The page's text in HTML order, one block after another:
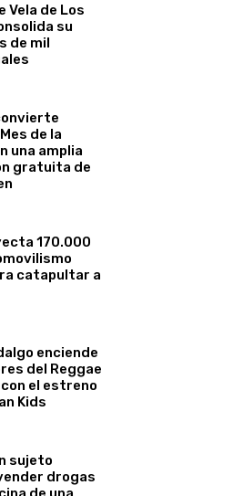
Vela de Los
su
de mil
de la
una amplia
gratuita de
170.000
catapultar a
enciende
del Reggae
el estreno
Kids
sujeto
drogas